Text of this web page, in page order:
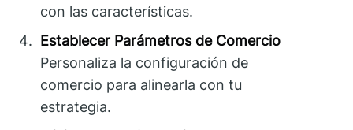
con las características.
Establecer Parámetros de Comercio
Personaliza la configuración de
comercio para alinearla con tu
estrategia.